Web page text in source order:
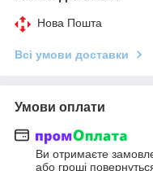
Нова Пошта
Всі умови доставки
Умови оплати
Ви отримаєте
або гроші